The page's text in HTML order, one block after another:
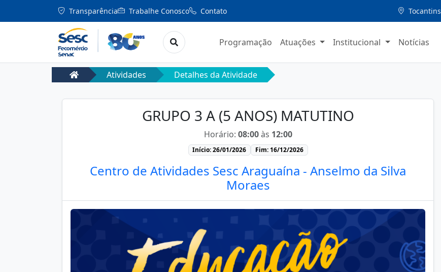
Transparência Trabalhe Conosco Contato Tocantins
Programação Atuações Institucional Notícias
Atividades Detalhes da Atividade
GRUPO 3 A (5 ANOS) MATUTINO
Horário: 08:00às 12:00
Início: 26/01/2026 Fim: 16/12/2026
Centro de Atividades Sesc Araguaína - Anselmo da Silva
Moraes